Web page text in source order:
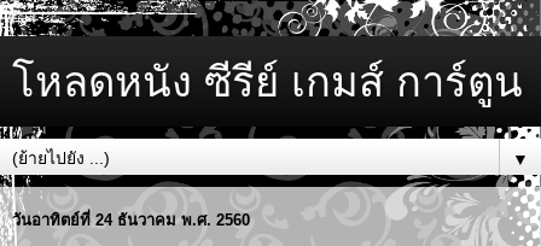
โหลดหนัง ซีรีย์ เกมส์ การ์ตูน
▼
วันอาทิตย์ที่ 24 ธันวาคม พ.ศ. 2560